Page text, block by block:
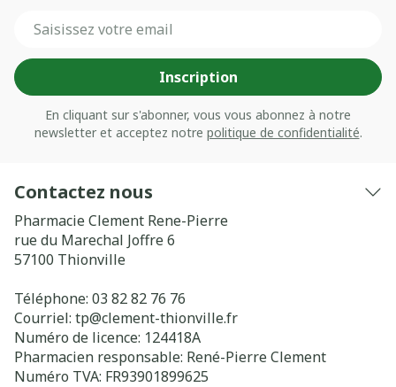
Inscription
En cliquant sur s'abonner, vous vous abonnez à notre
newsletter et acceptez notre politique de confidentialité.
Contactez nous
Pharmacie Clement Rene-Pierre
rue du Marechal Joffre 6
57100 Thionville
Téléphone: 03 82 82 76 76
Courriel: tp@clement-thionville.fr
Numéro de licence: 124418A
Pharmacien responsable: René-Pierre Clement
Numéro TVA: FR93901899625